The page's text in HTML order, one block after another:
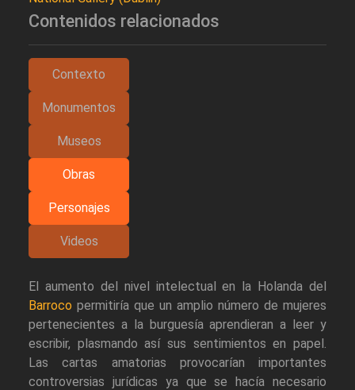
Contenidos relacionados
Contexto
Monumentos
Museos
Obras
Personajes
Videos
El aumento del nivel intelectual en la Holanda del
Barroco permitiría que un amplio número de mujeres
pertenecientes a la burguesía aprendieran a leer y
escribir, plasmando así sus sentimientos en papel.
Las cartas amatorias provocarían importantes
controversias jurídicas ya que se hacía necesario